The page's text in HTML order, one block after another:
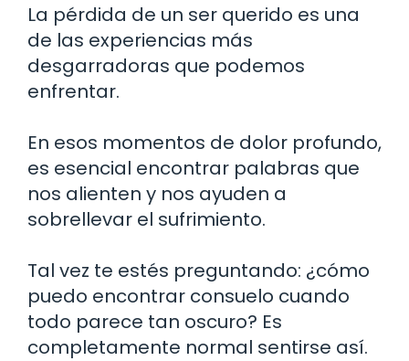
La pérdida de un ser querido es una
de las experiencias más
desgarradoras que podemos
enfrentar.
En esos momentos de dolor profundo,
es esencial encontrar palabras que
nos alienten y nos ayuden a
sobrellevar el sufrimiento.
Tal vez te estés preguntando: ¿cómo
puedo encontrar consuelo cuando
todo parece tan oscuro? Es
completamente normal sentirse así.